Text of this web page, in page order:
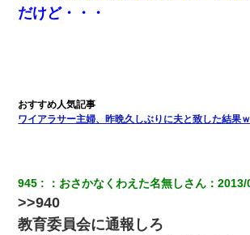
婚活パーティーでよく会う美女がいた。こん
だけど・・・
ワイアラサー主婦、昨晩久しぶりに夫と致した結果
945 ： おさかなくわえた名無しさん ：2013/
>>940
教育委員会に通報しろ